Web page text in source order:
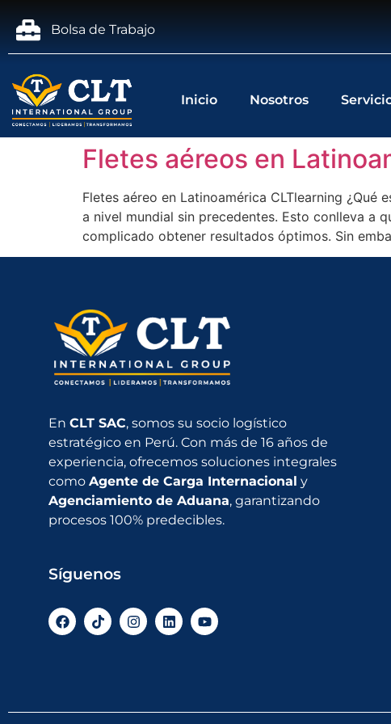
Bolsa de Trabajo
Inicio Nosotros
Fletes aéreos en
Fletes aéreo en Latinoamérica CLTlearning
a nivel mundial sin precedentes. Esto conlleva a
complicado obtener resultados óptimos. Sin
EnCLT SAC, somos su socio logístico
estratégico en Perú. Con más de 16 años de
experiencia, ofrecemos soluciones integrales
comoAgente de Carga Internacional y
Agenciamiento de Aduana, garantizando
procesos 100% predecibles.
Síguenos